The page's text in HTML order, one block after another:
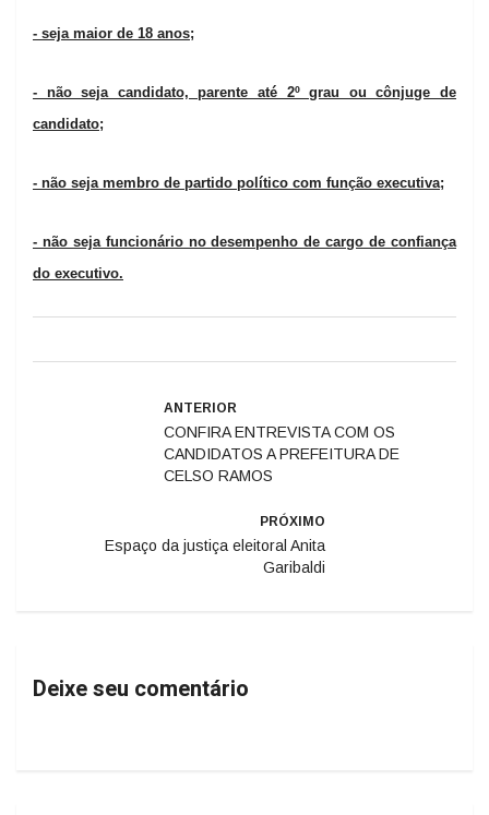
- seja maior de 18 anos;
- não seja candidato, parente até 2º grau ou cônjuge de
candidato;
- não seja membro de partido político com função executiva;
- não seja funcionário no desempenho de cargo de confiança
do executivo.
ANTERIOR
CONFIRA ENTREVISTA COM OS
CANDIDATOS A PREFEITURA DE
CELSO RAMOS
PRÓXIMO
Espaço da justiça eleitoral Anita
Garibaldi
Deixe seu comentário